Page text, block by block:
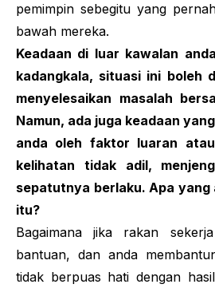
pemimpin sebegitu yang
bawah mereka.
Keadaan di luar kawalan
kadangkala, situasi ini boleh
menyelesaikan masalah
Namun, ada juga keadaan
anda oleh faktor luaran
kelihatan tidak adil,
sepatutnya berlaku. Apa yang
itu?
Bagaimana jika rakan
bantuan, dan anda
tidak berpuas hati dengan